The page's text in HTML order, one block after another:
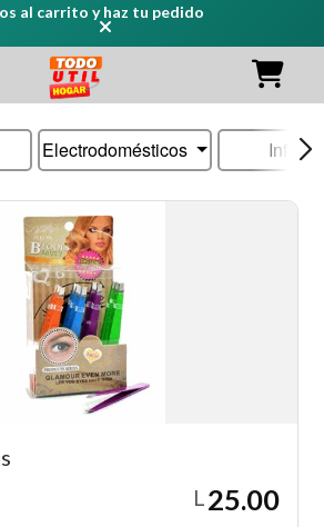
al carrito y haz tu pedido
Electrodomésticos
L25.00